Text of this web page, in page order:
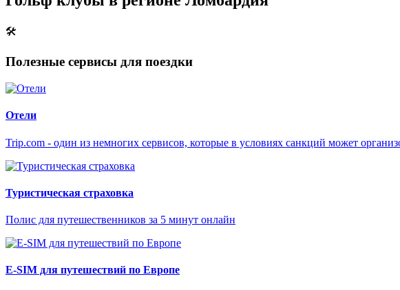
🛠
Полезные сервисы для поездки
Отели
Trip.com - один из немногих сервисов, которые в условиях санкций может
Туристическая страховка
Полис для путешественников за 5 минут онлайн
E-SIM для путешествий по Европе